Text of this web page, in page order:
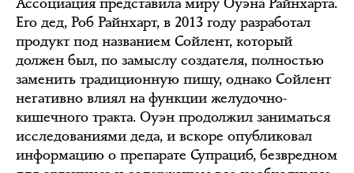
Его дед, Роб Райнхарт, в 2013 году разработал
продукт под названием Сойлент, который
должен был, по замыслу создателя, полностью
заменить традиционную пищу, однако Сойлент
негативно влиял на функции желудочно-
кишечного тракта. Оуэн продолжил заниматься
исследованиями деда, и вскоре опубликовал
информацию о препарате Супрациб, безвредном